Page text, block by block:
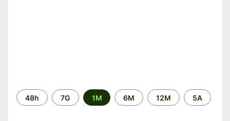
Periodo
di
48h 7G 1M 6M 12M 5A